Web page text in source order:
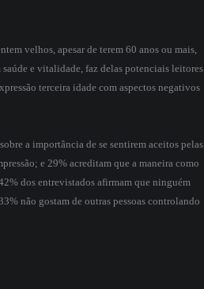
velhos, apesar de terem 60 anos ou mais,
saúde e vitalidade, faz delas potenciais leitores
terceira idade com aspectos negativos
a importância de se sentirem aceitos pelas
e 29% acreditam que a maneira como
dos entrevistados afirmam que ninguém
não gostam de outras pessoas controlando